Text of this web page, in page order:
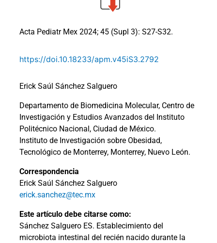
Acta Pediatr Mex 2024; 45 (Supl 3): S27-S32.
https://doi.10.18233/apm.v45iS3.2792
Erick Saúl Sánchez Salguero
Departamento de Biomedicina Molecular, Centro de
Investigación y Estudios Avanzados del Instituto
Politécnico Nacional, Ciudad de México.
Instituto de Investigación sobre Obesidad,
Tecnológico de Monterrey, Monterrey, Nuevo León.
Correspondencia
Erick Saúl Sánchez Salguero
erick.sanchez@tec.mx
Este artículo debe citarse como:
Sánchez Salguero ES. Establecimiento del
microbiota intestinal del recién nacido durante la